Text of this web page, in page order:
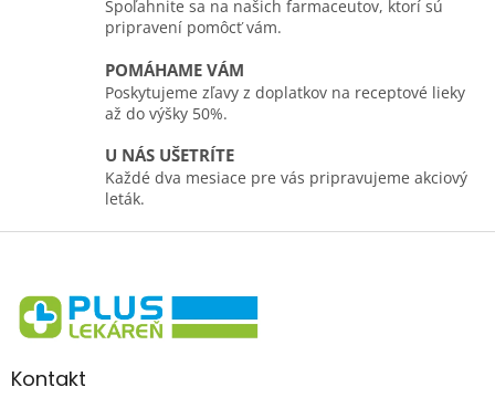
Spoľahnite sa na našich farmaceutov, ktorí sú
pripravení pomôcť vám.
POMÁHAME VÁM
Poskytujeme zľavy z doplatkov na receptové lieky
až do výšky 50%.
U NÁS UŠETRÍTE
Každé dva mesiace pre vás pripravujeme akciový
leták.
Z
eKontakt